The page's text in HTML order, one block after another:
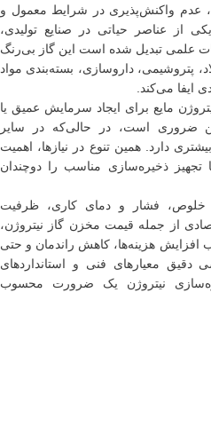
عدم واکنش‌پذیری در شرایط معمول و
از عناصر حیاتی در صنایع تولیدی،
علمی تبدیل شده است این گاز بی‌رنگ
پتروشیمی، داروسازی، بسته‌بندی مواد
ایفا می‌کند.
مایع برای ایجاد سرمایش عمیق یا
ضروری است، در حالی‌که در سایر
دارد. همین تنوع در نیازها، اهمیت
تجهیز ذخیره‌سازی مناسب را دوچندان
فشار و دمای کاری، ظرفیت
از جمله قیمت مخزن گاز نیتروژن،
افزایش هزینه‌ها، کاهش راندمان و حتی
دقیق معیارهای فنی و استانداردهای
نیتروژن یک ضرورت محسوب